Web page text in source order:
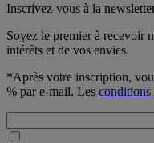
Inscrivez-vous à la
Soyez le premier à recevoir
intérêts et de vos envies.
*Après votre inscription,
% par e-mail. Les conditions